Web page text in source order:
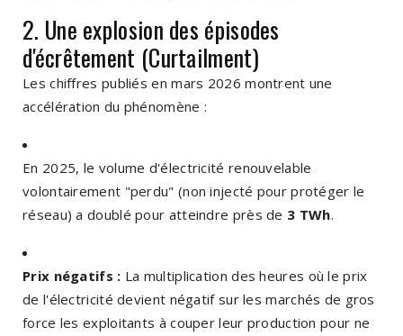
2. Une explosion des épisodes
d'écrêtement (Curtailment)
Les chiffres publiés en mars 2026 montrent une
accélération du phénomène :
En 2025, le volume d'électricité renouvelable
volontairement "perdu" (non injecté pour protéger le
réseau) a doublé pour atteindre près de 3 TWh.
Prix négatifs : La multiplication des heures où le prix
de l'électricité devient négatif sur les marchés de gros
force les exploitants à couper leur production pour ne